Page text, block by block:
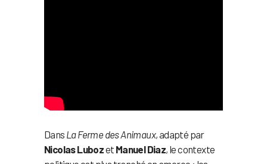
Dans La Ferme des Animaux, adapté par
Nicolas Lubozet Manuel Diaz, le contexte